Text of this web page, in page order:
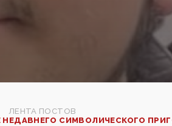
ЛЕНТА ПОСТОВ
НЕДАВНЕГО СИМВОЛИЧЕСКОГО